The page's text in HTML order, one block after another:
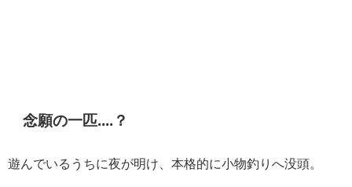
念願の一匹....？
遊んでいるうちに夜が明け、本格的に小物釣りへ没頭。